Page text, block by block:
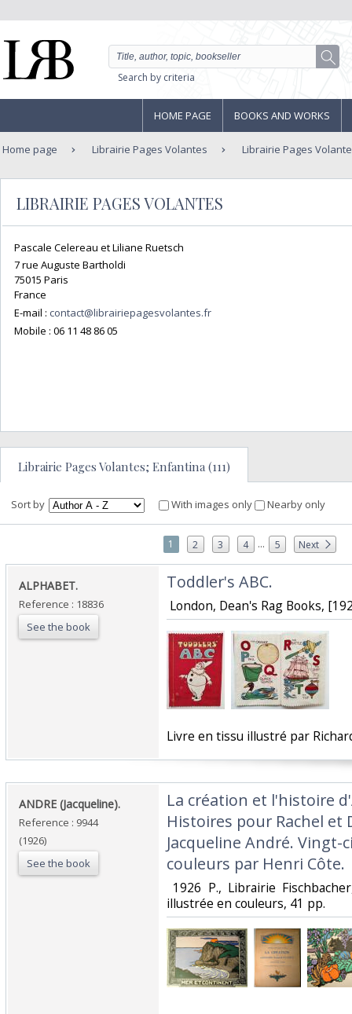
Search by criteria
HOME PAGE BOOKS AND WORKS
Home page Librairie Pages Volantes Librairie Pages
LIBRAIRIE PAGES VOLANTES
Pascale Celereau et Liliane Ruetsch
7 rue Auguste Bartholdi
75015 Paris
France
E-mail : contact@librairiepagesvolantes.fr
Mobile : 06 11 48 86 05
Librairie Pages Volantes; Enfantina (111)
Sort by With images only Nearby only
1 2 3 4 ... 5 Next
‎ALPHABET.‎
Reference : 18836
See the book
‎Toddler's ABC.‎
London, Dean's Rag Books,
‎Livre en tissu illustré par
‎ANDRE (Jacqueline). ‎
Reference : 9944
(1926)
See the book
‎La création et l'histoire
Histoires pour Rachel et
Jacqueline André.
couleurs par Henri Côte.‎
1926 P., Librairie
illustrée en couleurs, 41 pp. ‎